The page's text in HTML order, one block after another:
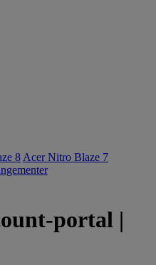
8 Acer Nitro Blaze 7
portal |